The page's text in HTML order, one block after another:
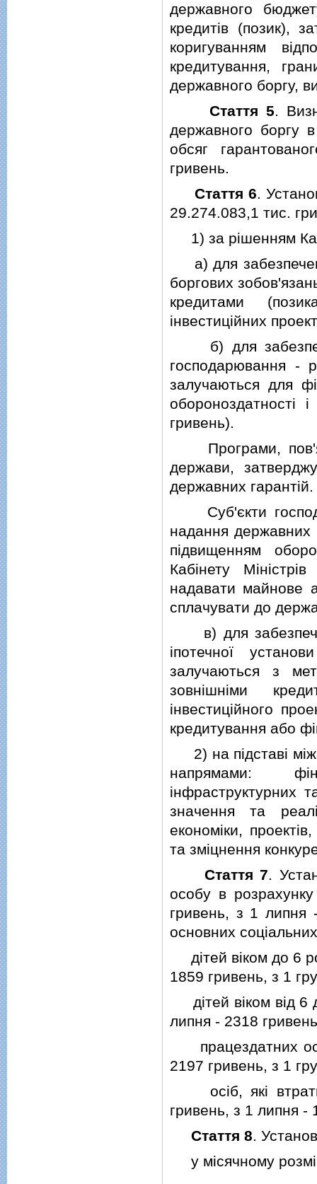
державного
кредитiв (позик),
коригуванням
кредитування,
державного боргу,
Стаття 5.
державного боргу
обсяг
гривень.
Стаття 6.
29.274.083,1 тис.
1) за рiшенням
а) для
боргових
кредитами
iнвестицiйних
б) для
господарювання -
залучаються для
обороноздатностi
гривень).
Програми,
держави,
державних гарантiй.
Суб'єкти
надання державних
пiдвищенням
Кабiнету Мiнiстрiв
надавати майнове
сплачувати до
в) для
iпотечної
залучаються з
зовнiшнiми
iнвестицiйного
кредитування або
2) на пiдставi
напрямами:
iнфраструктурних
значення та
економiки,
та змiцнення
Стаття 7.
особу в
гривень, з 1 липня
основних
дiтей вiком до 6
1859 гривень, з 1
дiтей вiком вiд 6
липня - 2318
працездатних
2197 гривень, з 1
осiб, якi
гривень, з 1 липня -
Стаття 8.
у мiсячному